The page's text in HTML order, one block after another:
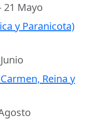
Mayo
y Paranicota)
Reina y